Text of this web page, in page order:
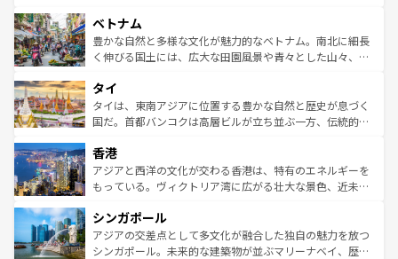
参照してほしい。
容にもいいと評判のスイーツなど、バラエティ豊かな料理
が味わえる。 なお、新着の台湾情報は コンテンツ一覧を参
照してほしい。
き、地方に足を延ばせば四季折々の自然美を楽しむことが
できる。そして、キムチや焼肉、絶品のストリートフード
まで、さまざまな韓国料理が待っている。夜には、韓国な
リティに包まれながら、韓国の多彩な魅力を心ゆくまで味
わってみてほしい。 なお、新着の韓国情報はコンテンツ一
覧を参照してほしい。
ベトナム
豊かな自然と多様な文化が魅力的なベトナム。南北に細長
く伸びる国土には、広大な田園風景や青々とした山々、世
急速な発展と共に伝統が息づく。ハノイの古い町並みやホ
ーチミン市のフランス統治時代の建物も、独特の雰囲気を
醸し出している。また、バラエティの豊かさとおいしさで
とつ。フォーやバインミー、ベトナムコーヒーなどは、ぜ
ひ現地で味わいたい。どの地域を訪れてもあたたかい人々
が旅行者を迎えてくれるので、きっと忘れられない旅にな
参照してほしい。
タイ
タイは、東南アジアに位置する豊かな自然と歴史が息づく
国だ。首都バンコクは高層ビルが立ち並ぶ一方、伝統的な
の活気が交差している。北部ではチェンマイなどの山岳地
帯で自然と触れ合い、南部ではプーケットやクラビの美し
いビーチでリゾート気分を楽しむことができる。タイ料理
激する。気候は一年中温暖で、どの季節にも異なる楽しみ
が待っている。親しみやすいタイの人々、仏教を中心とし
た文化、そして多様な観光資源が、訪れる旅人を魅了し続
香港
アジアと西洋の文化が交わる香港は、特有のエネルギーを
もっている。ヴィクトリア湾に広がる壮大な景色、近未来
み、どこを訪れても感動するはず。観光スポットが密集し
ており、効率よく見どころを回れるのも魅力。息をのむよ
うな絶景から文化的な体験まで、香港を存分に楽しみ尽く
シンガポール
アジアの交差点として多文化が融合した独自の魅力を放つ
シンガポール。未来的な建築物が並ぶマリーナベイ、歴史